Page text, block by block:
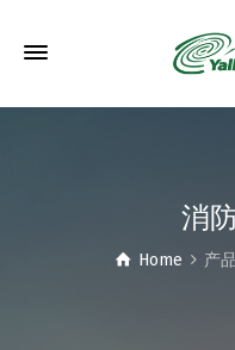
消
Home 产